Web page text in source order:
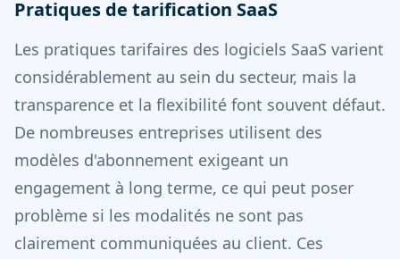
Pratiques de tarification SaaS
Les pratiques tarifaires des logiciels SaaS varient
considérablement au sein du secteur, mais la
transparence et la flexibilité font souvent défaut.
De nombreuses entreprises utilisent des
modèles d'abonnement exigeant un
engagement à long terme, ce qui peut poser
problème si les modalités ne sont pas
clairement communiquées au client. Ces